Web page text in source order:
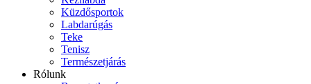
Küzdősportok
Labdarúgás
Teke
Tenisz
Természetjárás
Rólunk